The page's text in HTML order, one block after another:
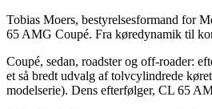
Tobias Moers, bestyrelsesformand for
65 AMG Coupé. Fra køredynamik til
Coupé, sedan, roadster og off-roader:
et så bredt udvalg af tolvcylindrede
modelserie). Dens efterfølger, CL 65